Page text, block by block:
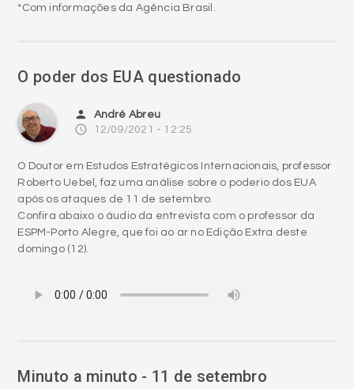
*Com informações da Agência Brasil.
O poder dos EUA questionado
person André Abreu
access_time 12/09/2021 - 12:25
O Doutor em Estudos Estratégicos Internacionais, professor
Roberto Uebel, faz uma análise sobre o poderio dos EUA
após os ataques de 11 de setembro.
Confira abaixo o áudio da entrevista com o professor da
ESPM-Porto Alegre, que foi ao ar no Edição Extra deste
domingo (12).
Minuto a minuto - 11 de setembro